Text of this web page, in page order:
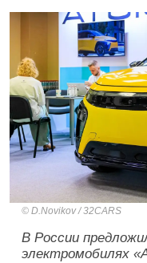
D.Novikov / 32CARS
В России
электромобилях